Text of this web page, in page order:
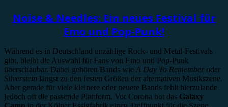
Noise & Needles: Ein neues Festival für
Emo und Pop-Punk!
Während es in Deutschland unzählige Rock- und Metal-Festivals
gibt, bleibt die Auswahl für Fans von Emo und Pop-Punk
überschaubar. Dabei gehören Bands wie A Day To Remember oder
Silverstein längst zu den festen Größen der alternativen Musikszene.
Aber gerade für viele kleinere oder neuere Bands fehlt hierzulande
jedoch oft die passende Plattform. Vor Corona bot das Galaxy